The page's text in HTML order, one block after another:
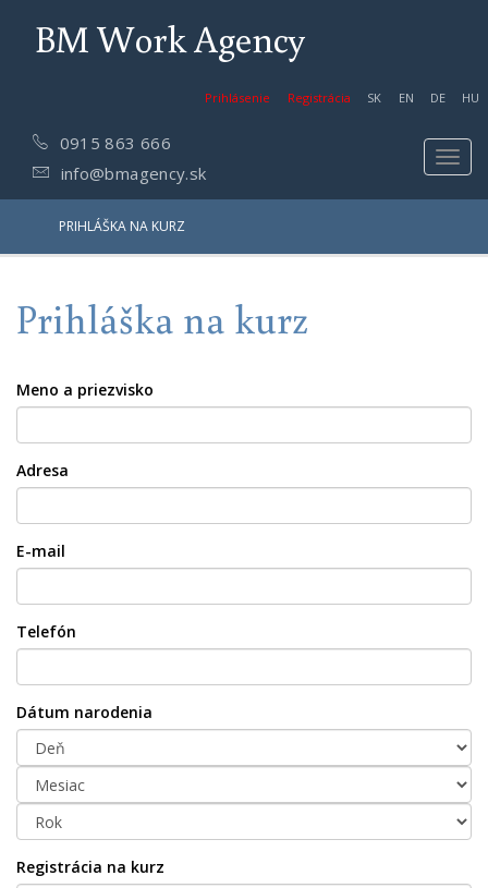
BM Work Agency
Prihlásenie Registrácia SK EN DE HU
0915 863 666
info@bmagency.sk
PRIHLÁŠKA NA KURZ
Prihláška na kurz
Meno a priezvisko
Adresa
E-mail
Telefón
Dátum narodenia
Registrácia na kurz